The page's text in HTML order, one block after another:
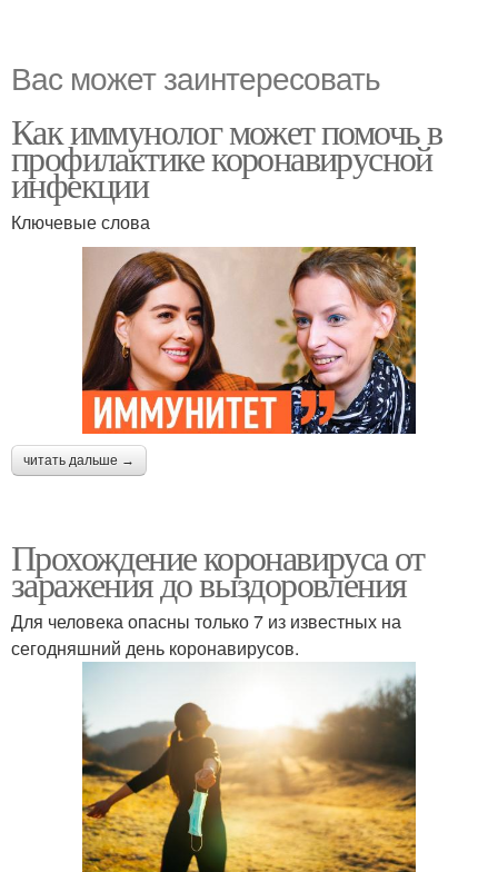
Вас может заинтересовать
Как иммунолог может помочь в
профилактике коронавирусной
инфекции
Ключевые слова
читать дальше →
Прохождение коронавируса от
заражения до выздоровления
Для человека опасны только 7 из известных на
сегодняшний день коронавирусов.